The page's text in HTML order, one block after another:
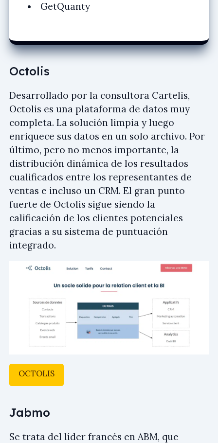
GetQuanty
Octolis
Desarrollado por la consultora Cartelis,
Octolis es una plataforma de datos muy
completa. La solución limpia y luego
enriquece sus datos en un solo archivo. Por
último, pero no menos importante, la
distribución dinámica de los resultados
cualificados entre los representantes de
ventas e incluso un CRM. El gran punto
fuerte de Octolis sigue siendo la
calificación de los clientes potenciales
gracias a su sistema de puntuación
integrado.
OCTOLIS
Jabmo
Se trata del líder francés en ABM, que